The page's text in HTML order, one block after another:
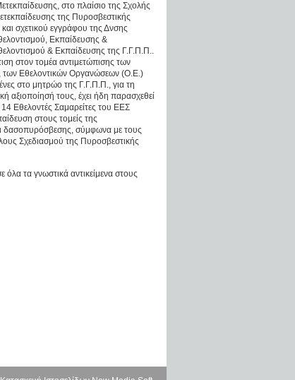
στο πλαίσιο της Σχολής
της Πυροσβεστικής
σχετικού εγγράφου της Δνσης
Εκπαίδευσης &
& Εκπαίδευσης της Γ.Γ.Π.Π..
στον τομέα αντιμετώπισης των
των Εθελοντικών Οργανώσεων (Ο.Ε.)
στο μητρώο της Γ.Γ.Π.Π., για τη
αξιοποίησή τους, έχει ήδη παρασχεθεί
Εθελοντές Σαμαρείτες του ΕΕΣ
στους τομείς της
δασοπυρόσβεσης, σύμφωνα με τους
Σχεδιασμού της Πυροσβεστικής
τα γνωστικά αντικείμενα στους